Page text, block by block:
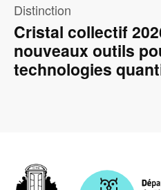
Distinction
Cristal collectif
nouveaux outils
technologies